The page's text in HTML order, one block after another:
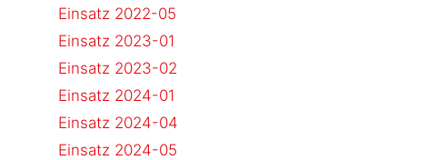
Einsatz 2022-05
Einsatz 2023-01
Einsatz 2023-02
Einsatz 2024-01
Einsatz 2024-04
Einsatz 2024-05